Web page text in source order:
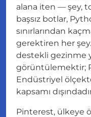
alana iten — şey,
başsız botlar,
sınırlarından
gerektiren her
destekli gezinme
görüntülemektir;
Endüstriyel
kapsamı
Pinterest, ülkeye